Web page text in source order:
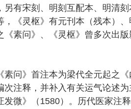
另有宋刻、明刻互配本、明清
《灵枢》有元刊本（残本）
素问》、《灵枢》曾多次出
素问》首注本为梁代全元起之
注释，并补入有关运气论述
微》（1580）。历代医家注